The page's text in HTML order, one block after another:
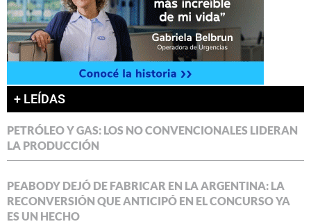
+ LEÍDAS
PETRÓLEO Y GAS: LOS NO CONVENCIONALES LIDERAN
LA PRODUCCIÓN
PEABODY DEJÓ DE FABRICAR EN LA ARGENTINA: LA
RECONVERSIÓN QUE ANTICIPÓ EN EL CONCURSO YA
ES UN HECHO